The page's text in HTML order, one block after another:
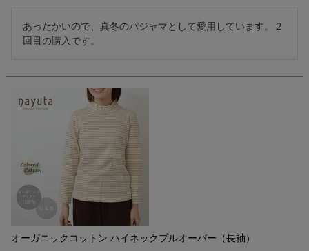
あったかいので、真冬のパジャマとして愛用しています。２
回目の購入です。
オーガニックコットン ハイネックプルオーバー（長袖）